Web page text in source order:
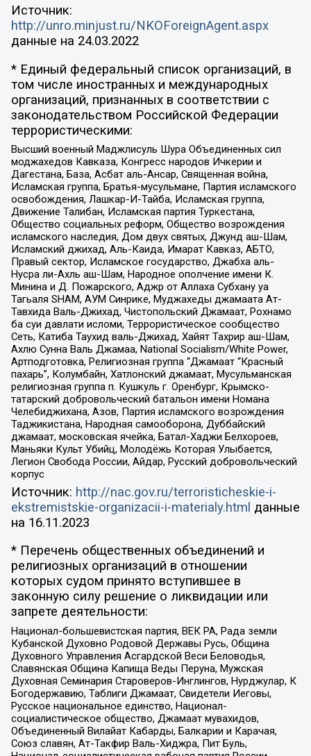
Источник:
http://unro.minjust.ru/NKOForeignAgent.aspx
данные на 24.03.2022
* Единый федеральный список организаций, в
том числе иностранных и международных
организаций, признанных в соответствии с
законодательством Российской Федерации
террористическими:
Высший военный Маджлисуль Шура Объединенных сил
моджахедов Кавказа, Конгресс народов Ичкерии и
Дагестана, База, Асбат аль-Ансар, Священная война,
Исламская группа, Братья-мусульмане, Партия исламского
освобождения, Лашкар-И-Тайба, Исламская группа,
Движение Талибан, Исламская партия Туркестана,
Общество социальных реформ, Общество возрождения
исламского наследия, Дом двух святых, Джунд аш-Шам,
Исламский джихад, Аль-Каида, Имарат Кавказ, АБТО,
Правый сектор, Исламское государство, Джабха аль-
Нусра ли-Ахль аш-Шам, Народное ополчение имени К.
Минина и Д. Пожарского, Аджр от Аллаха Субхану уа
Тагьаля SHAM, АУМ Синрике, Муджахеды джамаата Ат-
Тавхида Валь-Джихад, Чистопольский Джамаат, Рохнамо
ба суи давлати исломи, Террористическое сообщество
Сеть, Катиба Таухид валь-Джихад, Хайят Тахрир аш-Шам,
Ахлю Сунна Валь Джамаа, National Socialism/White Power,
Артподготовка, Религиозная группа “Джамаат “Красный
пахарь”, Колумбайн, Хатлонский джамаат, Мусульманская
религиозная группа п. Кушкуль г. Оренбург, Крымско-
татарский добровольческий батальон имени Номана
Челебиджихана, Азов, Партия исламского возрождения
Таджикистана, Народная самооборона, Дуббайский
джамаат, московская ячейка, Батал-Хаджи Белхороев,
Маньяки Культ Убийц, Молодёжь Которая Улыбается,
Легион Свобода России, Айдар, Русский добровольческий
корпус
Источник: http://nac.gov.ru/terroristicheskie-i-
ekstremistskie-organizacii-i-materialy.html данные
на 16.11.2023
* Перечень общественных объединений и
религиозных организаций в отношении
которых судом принято вступившее в
законную силу решение о ликвидации или
запрете деятельности:
Национал-большевистская партия, ВЕК РА, Рада земли
Кубанской Духовно Родовой Державы Русь, Община
Духовного Управления Асгардской Веси Беловодья,
Славянская Община Капища Веды Перуна, Мужская
Духовная Семинария Староверов-Инглингов, Нурджулар, К
Богодержавию, Таблиги Джамаат, Свидетели Иеговы,
Русское национальное единство, Национал-
социалистическое общество, Джамаат мувахидов,
Объединенный Вилайат Кабарды, Балкарии и Карачая,
Союз славян, Ат-Такфир Валь-Хиджра, Пит Буль,